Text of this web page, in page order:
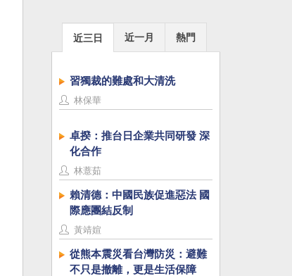
近三日 近一月 熱門
習獨裁的難處和大清洗
林保華
卓揆：推台日企業共同研發 深
化合作
林薏茹
賴清德：中國民族促進惡法 國
際應團結反制
黃靖媗
從熊本震災看台灣防災：避難
不只是撤離，更是生活保障